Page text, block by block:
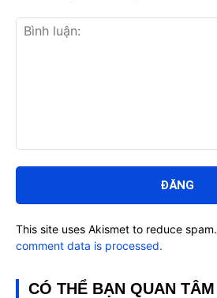
luận:
This site uses Akismet to reduce spam.
comment data is processed.
CÓ THỂ BẠN QUAN TÂM